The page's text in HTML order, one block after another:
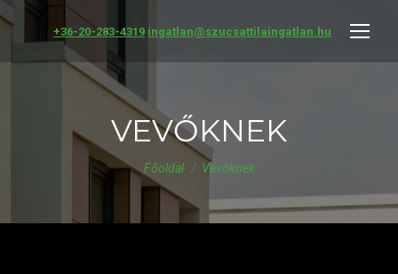
+36-20-283-4319 ingatlan@szucsattilaingatlan.hu
VEVŐKNEK
You are here:
Főoldal Vevőknek